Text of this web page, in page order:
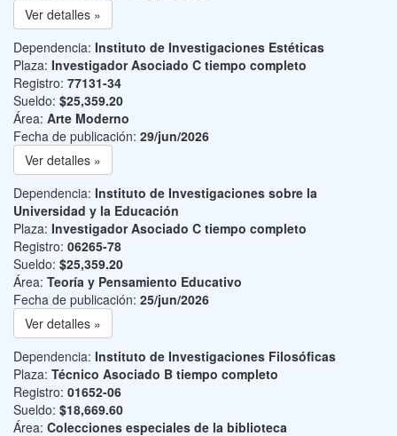
Ver detalles »
Dependencia: Instituto de Investigaciones Estéticas
Plaza: Investigador Asociado C tiempo completo
Registro: 77131-34
Sueldo: $25,359.20
Área: Arte Moderno
Fecha de publicación: 29/jun/2026
Ver detalles »
Dependencia: Instituto de Investigaciones sobre la
Universidad y la Educación
Plaza: Investigador Asociado C tiempo completo
Registro: 06265-78
Sueldo: $25,359.20
Área: Teoría y Pensamiento Educativo
Fecha de publicación: 25/jun/2026
Ver detalles »
Dependencia: Instituto de Investigaciones Filosóficas
Plaza: Técnico Asociado B tiempo completo
Registro: 01652-06
Sueldo: $18,669.60
Área: Colecciones especiales de la biblioteca